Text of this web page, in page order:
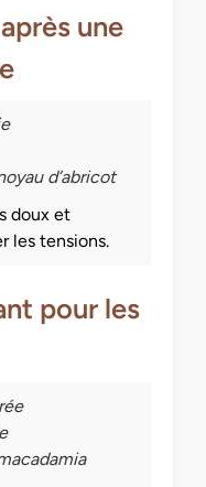
une
d’abricot
doux et
les tensions.
pour les